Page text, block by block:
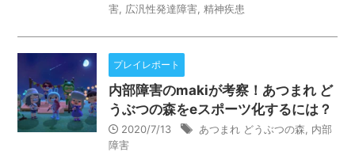
害
広汎性発達障害 ,精神疾患
プレイレポート
内部障害のmakiが考察！あつまれ ど
うぶつの森をeスポーツ化するには？
2020/7/13 あつまれ どうぶつの森
内部
障害